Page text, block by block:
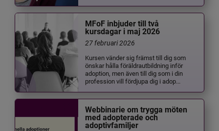
MFoF inbjuder till två
kursdagar i maj 2026
27 februari 2026
Kursen vänder sig främst till dig som
önskar hålla föräldrautbildning inför
adoption, men även till dig som i din
profession vill fördjupa dig i adop...
Webbinarie om trygga möten
med adopterade och
adoptivfamiljer